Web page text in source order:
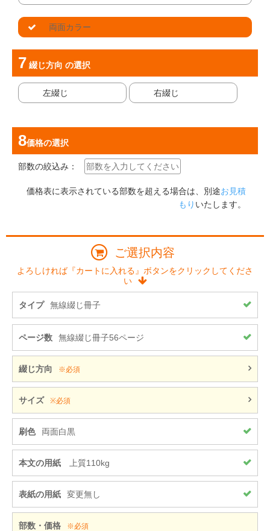
両面カラー
綴じ方向 の選択
左綴じ 右綴じ
価格の選択
部数の絞込み：
価格表に表示されている部数を超える場合は、別途お見積
もり いたします。
ご選択内容
よろしければ『カートに入れる』ボタンをクリックしてくださ
い
タイプ 無線綴じ冊子
ページ数 無線綴じ冊子56ページ
綴じ方向 ※必須
サイズ ※必須
刷色 両面白黒
本文の用紙 上質110kg
表紙の用紙 変更無し
部数・価格 ※必須